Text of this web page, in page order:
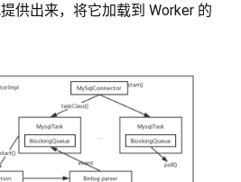
供出来，将它加载到 Worker 的